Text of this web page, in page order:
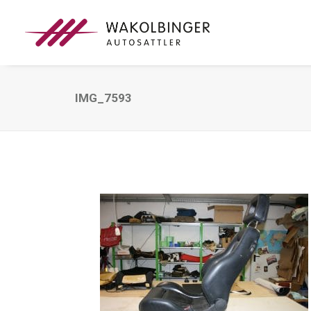
IMG_7593